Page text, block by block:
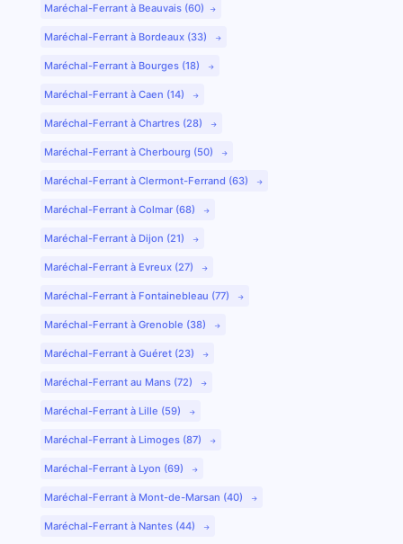
Maréchal-Ferrant à Beauvais (60)
Maréchal-Ferrant à Bordeaux (33)
Maréchal-Ferrant à Bourges (18)
Maréchal-Ferrant à Caen (14)
Maréchal-Ferrant à Chartres (28)
Maréchal-Ferrant à Cherbourg (50)
Maréchal-Ferrant à Clermont-Ferrand (63)
Maréchal-Ferrant à Colmar (68)
Maréchal-Ferrant à Dijon (21)
Maréchal-Ferrant à Evreux (27)
Maréchal-Ferrant à Fontainebleau (77)
Maréchal-Ferrant à Grenoble (38)
Maréchal-Ferrant à Guéret (23)
Maréchal-Ferrant au Mans (72)
Maréchal-Ferrant à Lille (59)
Maréchal-Ferrant à Limoges (87)
Maréchal-Ferrant à Lyon (69)
Maréchal-Ferrant à Mont-de-Marsan (40)
Maréchal-Ferrant à Nantes (44)